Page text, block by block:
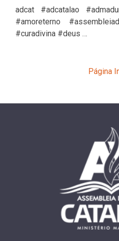
adcat #adcatalao
#amoreterno
#curadivina #deus …
Página